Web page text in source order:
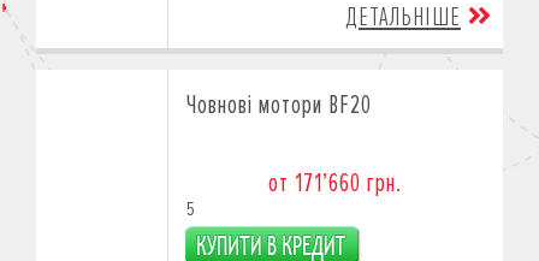
ДЕТАЛЬНІШЕ
Човнові мотори BF20
от 171’660 грн.
5